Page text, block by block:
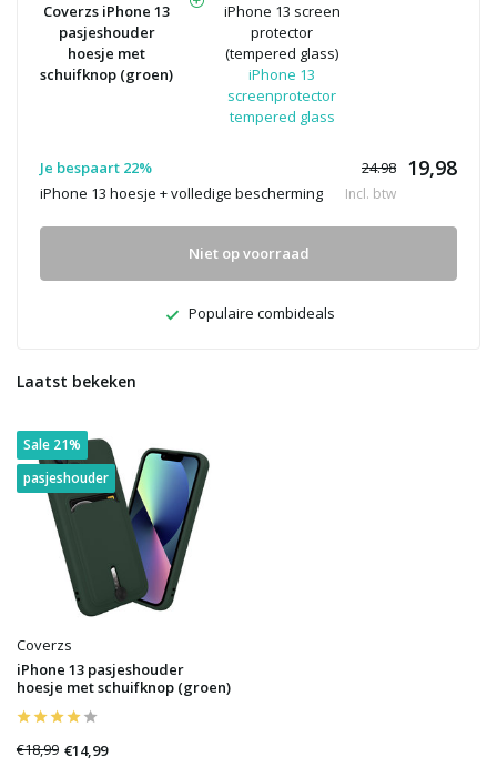
Coverzs iPhone 13
pasjeshouder
hoesje met
schuifknop (groen)
iPhone 13 screen
protector
(tempered glass)
iPhone 13
screenprotector
tempered glass
Je bespaart 22% 24.98 19,98
iPhone 13 hoesje + volledige bescherming Incl. btw
Niet op voorraad
Populaire combideals
Laatst bekeken
Sale 21%
pasjeshouder
Coverzs
iPhone 13 pasjeshouder
hoesje met schuifknop (groen)
€18,99 €14,99